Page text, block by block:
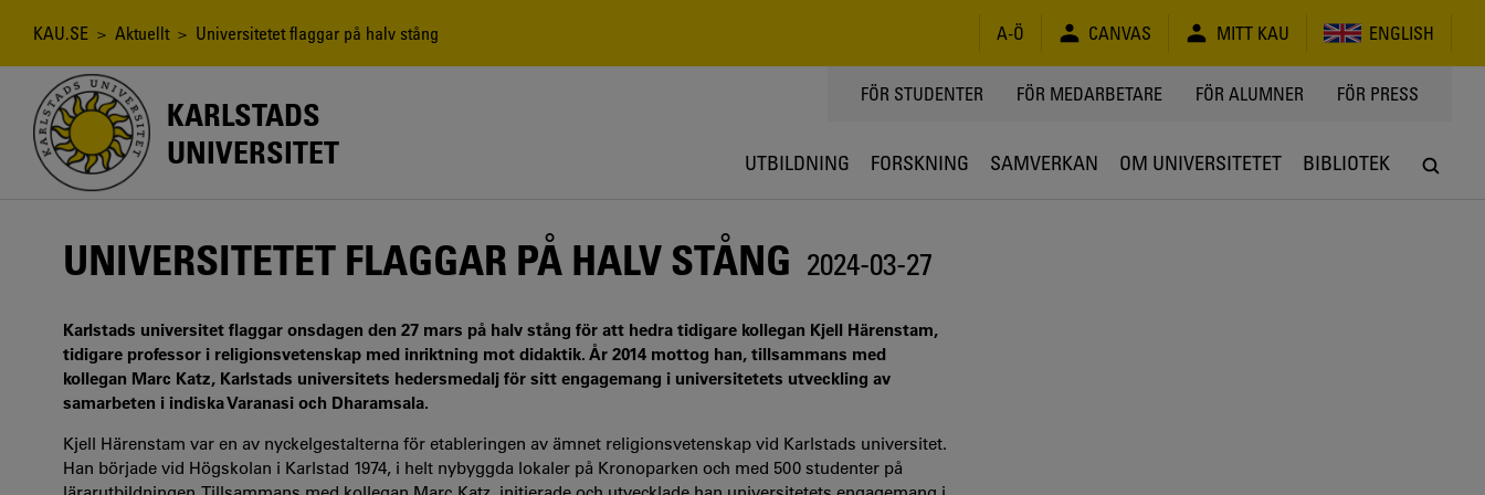
Länkstig
KAU.SE > Aktuellt > Universitetet flaggar på halv stång A-Ö CANVAS MITT KAU ENGLISH
KARLSTADS
UNIVERSITET
TOPPMENY
FÖR STUDENTER FÖR MEDARBETARE FÖR ALUMNER FÖR PRESS
UTBILDNING FORSKNING SAMVERKAN OM UNIVERSITETET BIBLIOTEK
UNIVERSITETET FLAGGAR PÅ HALV STÅNG 2024-03-27
Karlstads universitet flaggar onsdagen den 27 mars på halv stång för att hedra tidigare kollegan Kjell Härenstam,
tidigare professor i religionsvetenskap med inriktning mot didaktik. År 2014 mottog han, tillsammans med
kollegan Marc Katz, Karlstads universitets hedersmedalj för sitt engagemang i universitetets utveckling av
samarbeten i indiska Varanasi och Dharamsala.
Kjell Härenstam var en av nyckelgestalterna för etableringen av ämnet religionsvetenskap vid Karlstads universitet.
Han började vid Högskolan i Karlstad 1974, i helt nybyggda lokaler på Kronoparken och med 500 studenter på